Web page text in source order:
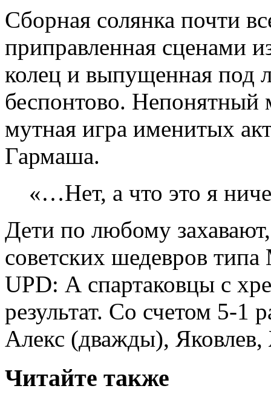
Сборная солянка почти
приправленная сценами
колец и выпущенная под
беспонтово. Непонятный
мутная игра именитых
Гармаша.
«…Нет, а что это я
Дети по любому
советских шедевров
UPD: А спартаковцы с
результат. Со счетом 5-1
Алекс (дважды),
Читайте также